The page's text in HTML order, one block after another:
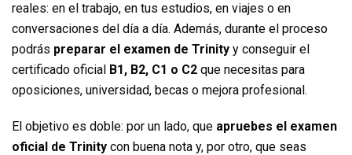
reales: en el trabajo, en tus estudios, en viajes o en
conversaciones del día a día. Además, durante el proceso
podrás preparar el examen de Trinity y conseguir el
certificado oficial B1, B2, C1 o C2 que necesitas para
oposiciones, universidad, becas o mejora profesional.
El objetivo es doble: por un lado, que apruebes el examen
oficial de Trinity con buena nota y, por otro, que seas